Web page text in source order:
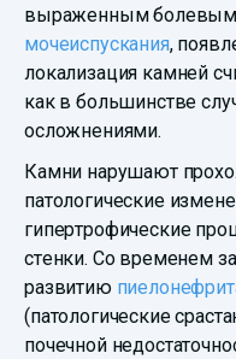
выраженным
мочеиспускания,
локализация камней
как в большинстве
осложнениями.
Камни нарушают
патологические
гипертрофические
стенки. Со временем
развитию
(патологические
почечной